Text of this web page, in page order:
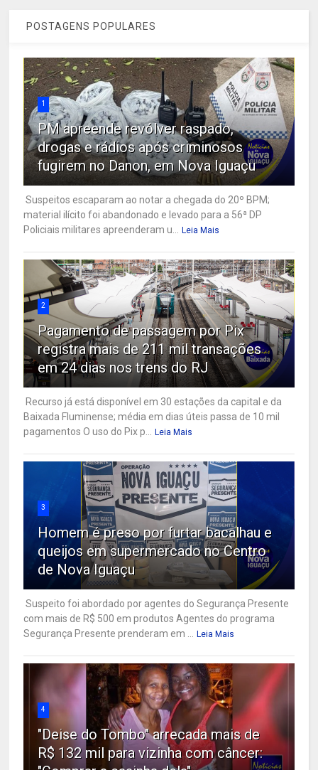
POSTAGENS POPULARES
1
PM apreende revólver raspado,
drogas e rádios após criminosos
fugirem no Danon, em Nova Iguaçu
Suspeitos escaparam ao notar a chegada do 20º BPM;
material ilícito foi abandonado e levado para a 56ª DP
Policiais militares apreenderam u... Leia Mais
2
Pagamento de passagem por Pix
registra mais de 211 mil transações
em 24 dias nos trens do RJ
Recurso já está disponível em 30 estações da capital e da
Baixada Fluminense; média em dias úteis passa de 10 mil
pagamentos O uso do Pix p... Leia Mais
3
Homem é preso por furtar bacalhau e
queijos em supermercado no Centro
de Nova Iguaçu
Suspeito foi abordado por agentes do Segurança Presente
com mais de R$ 500 em produtos Agentes do programa
Segurança Presente prenderam em ... Leia Mais
4
"Deise do Tombo" arrecada mais de
R$ 132 mil para vizinha com câncer: